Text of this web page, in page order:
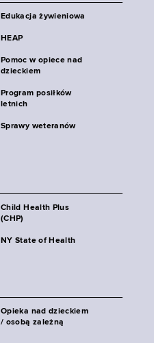
Edukacja żywieniowa
HEAP
Pomoc w opiece nad
dzieckiem
Program posiłków
letnich
Sprawy weteranów
Child Health Plus
(CHP)
NY State of Health
Opieka nad dzieckiem
/ osobą zależną